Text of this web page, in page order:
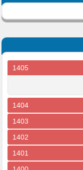
1405
1404
1403
1402
1401